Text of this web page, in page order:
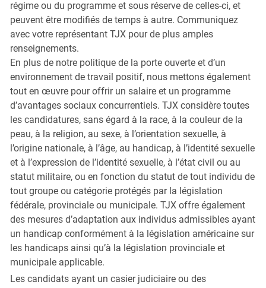
régime ou du programme et sous réserve de celles-ci, et
peuvent être modifiés de temps à autre. Communiquez
avec votre représentant TJX pour de plus amples
renseignements.
En plus de notre politique de la porte ouverte et d’un
environnement de travail positif, nous mettons également
tout en œuvre pour offrir un salaire et un programme
d’avantages sociaux concurrentiels. TJX considère toutes
les candidatures, sans égard à la race, à la couleur de la
peau, à la religion, au sexe, à l’orientation sexuelle, à
l’origine nationale, à l’âge, au handicap, à l’identité sexuelle
et à l’expression de l’identité sexuelle, à l’état civil ou au
statut militaire, ou en fonction du statut de tout individu de
tout groupe ou catégorie protégés par la législation
fédérale, provinciale ou municipale. TJX offre également
des mesures d’adaptation aux individus admissibles ayant
un handicap conformément à la législation américaine sur
les handicaps ainsi qu’à la législation provinciale et
municipale applicable.
Les candidats ayant un casier judiciaire ou des